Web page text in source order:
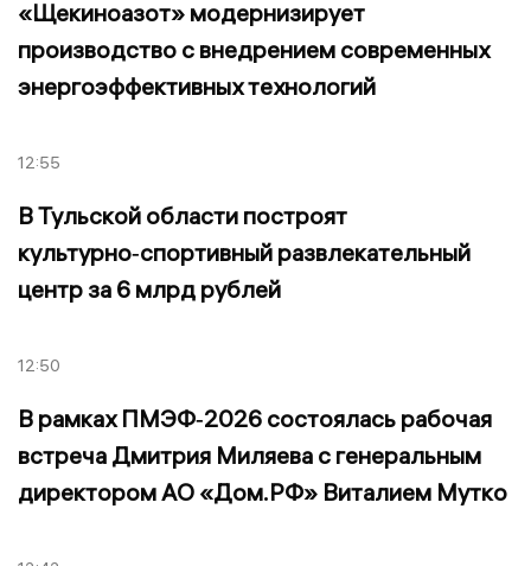
«Щекиноазот» модернизирует
производство с внедрением современных
энергоэффективных технологий
12:55
В Тульской области построят
культурно‑спортивный развлекательный
центр за 6 млрд рублей
12:50
В рамках ПМЭФ‑2026 состоялась рабочая
встреча Дмитрия Миляева с генеральным
директором АО «Дом.РФ» Виталием Мутко